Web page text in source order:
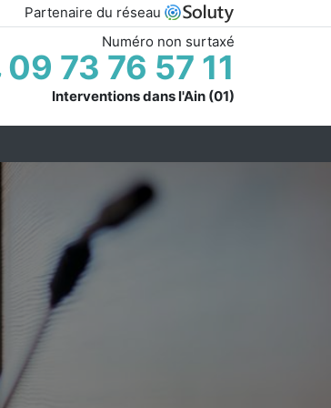
Partenaire du réseau
Numéro non surtaxé
09 73 76 57 11
Interventions dans l'Ain (01)